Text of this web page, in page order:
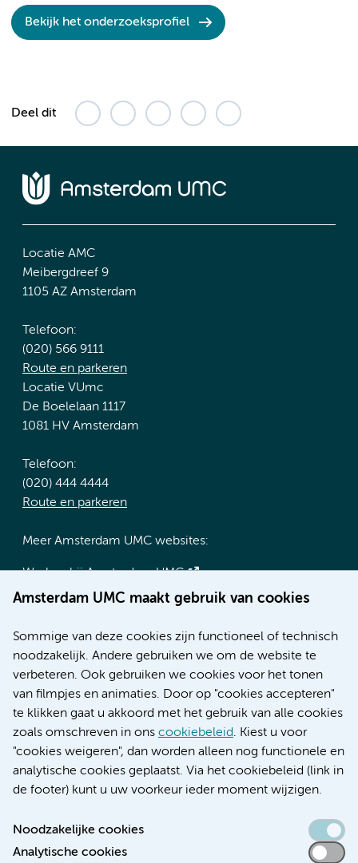
Bekijk het onderzoeksprofiel
Deel dit
Amsterdam UMC maakt gebruik van cookies
Sommige van deze cookies zijn functioneel of technisch
noodzakelijk. Andere gebruiken we om de website te
verbeteren. Ook gebruiken we cookies voor het tonen
van filmpjes en animaties. Door op "cookies accepteren"
te klikken gaat u akkoord met het gebruik van alle cookies
zoals omschreven in ons cookiebeleid. Kiest u voor
"cookies weigeren", dan worden alleen nog functionele en
analytische cookies geplaatst. Via het cookiebeleid (link in
de footer) kunt u uw voorkeur ieder moment wijzigen.
Noodzakelijke cookies
Analytische cookies
Locatie AMC
Meibergdreef 9
1105 AZ Amsterdam
Telefoon:
(020) 566 9111
Route en parkeren
Locatie VUmc
De Boelelaan 1117
1081 HV Amsterdam
Telefoon:
(020) 444 4444
Route en parkeren
Meer Amsterdam UMC websites:
Werken bij Amsterdam UMC
Over Amsterdam UMC
Research
Educatie locatie AMC
Educatie locatie VUmc
Verwijzen & diagnostiek
Toegankelijkheidsverklaring
Responsible disclosure